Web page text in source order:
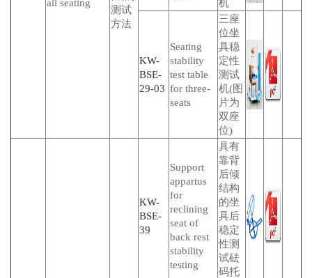
all seating
测试
方法
机
KW-
BSE-
29-03
Seating
stability
test table
for three-
seats
三座
位坐
具稳
定性
测试
机(图
片为
双座
位)
KW-
BSE-
39
Support
appartus
for
reclining
seat of
back rest
stability
testing
具有
靠背
后倾
结构
的坐
具后
稳定
性测
试砝
码托